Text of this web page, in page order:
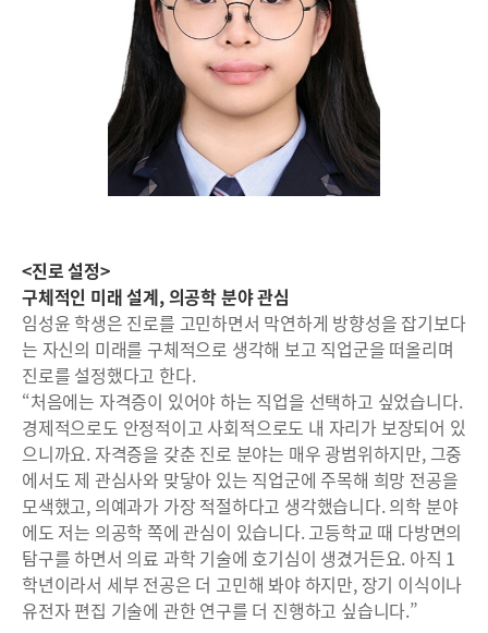
<진로 설정>
구체적인 미래 설계, 의공학 분야 관심
임성윤 학생은 진로를 고민하면서 막연하게 방향성을 잡기보다
는 자신의 미래를 구체적으로 생각해 보고 직업군을 떠올리며
진로를 설정했다고 한다.
“처음에는 자격증이 있어야 하는 직업을 선택하고 싶었습니다.
경제적으로도 안정적이고 사회적으로도 내 자리가 보장되어 있
으니까요. 자격증을 갖춘 진로 분야는 매우 광범위하지만, 그중
에서도 제 관심사와 맞닿아 있는 직업군에 주목해 희망 전공을
모색했고, 의예과가 가장 적절하다고 생각했습니다. 의학 분야
에도 저는 의공학 쪽에 관심이 있습니다. 고등학교 때 다방면의
탐구를 하면서 의료 과학 기술에 호기심이 생겼거든요. 아직 1
학년이라서 세부 전공은 더 고민해 봐야 하지만, 장기 이식이나
유전자 편집 기술에 관한 연구를 더 진행하고 싶습니다.”